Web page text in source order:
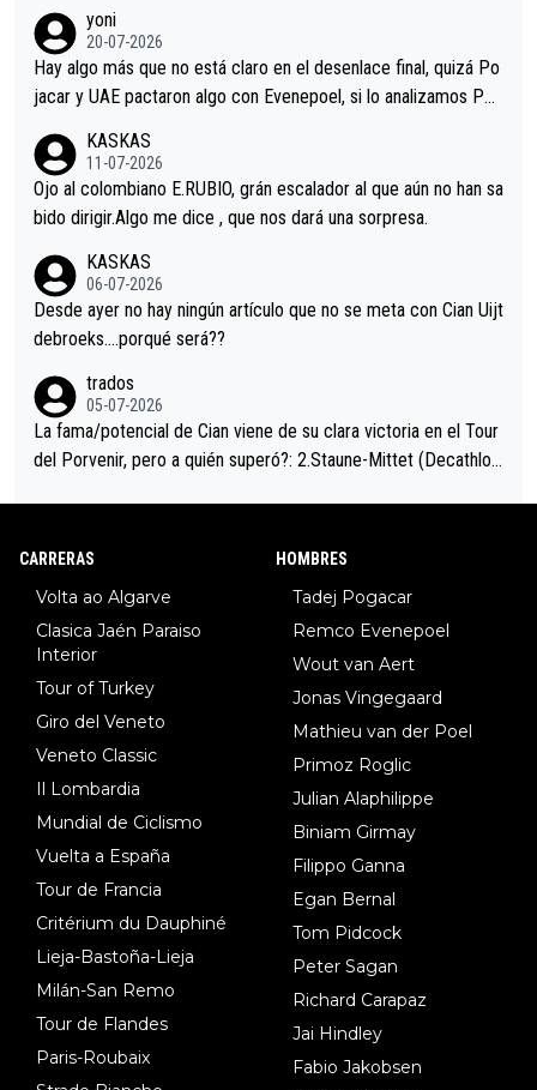
permaneció pegado a su rueda. Parecía increíble la forma en l
a que era capaz de controlar el miedo", recordó."
yoni
20-07-2026
Hay algo más que no está claro en el desenlace final, quizá Po
jacar y UAE pactaron algo con Evenepoel, si lo analizamos Poj
i sin pedalear, luego está el saludo con Evenepoel dándose la
mano de una manera muy fraternal, más allá de los típicos toqu
es en el hombro con que saludaba a Vingegard. Ahí hubo una in
eta, a ver si por querer poner a Del Toro con calzador en posi
ción de podio UAE y Pojacar se van complicar el tour.
KASKAS
11-07-2026
Ojo al colombiano E.RUBIO, grán escalador al que aún no han sa
bido dirigir.Algo me dice , que nos dará una sorpresa.
KASKAS
06-07-2026
Desde ayer no hay ningún artículo que no se meta con Cian Uijt
debroeks….porqué será??
trados
05-07-2026
La fama/potencial de Cian viene de su clara victoria en el Tour
del Porvenir, pero a quién superó?: 2.Staune-Mittet (Decathlon,
8.Lenny Martinez (Bahrein), 9. Van Belle (Visma), 10. Vacek (Li
CARRERAS
Volta ao Algarve
Clasica Jaén Paraiso
Interior
Tour of Turkey
Giro del Veneto
Veneto Classic
Il Lombardia
Mundial de Ciclismo
Vuelta a España
Tour de Francia
Critérium du Dauphiné
Lieja-Bastoña-Lieja
Milán-San Remo
Tour de Flandes
Paris-Roubaix
HOMBRES
Tadej Pogacar
Remco Evenepoel
Wout van Aert
Jonas Vingegaard
Mathieu van der Poel
Primoz Roglic
Julian Alaphilippe
Biniam Girmay
Filippo Ganna
Egan Bernal
Tom Pidcock
Peter Sagan
Richard Carapaz
Jai Hindley
Fabio Jakobsen